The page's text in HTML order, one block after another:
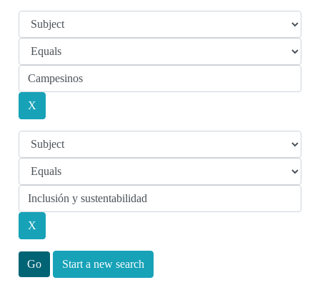
Start a new search